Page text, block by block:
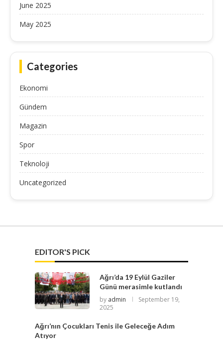
June 2025
May 2025
Categories
Ekonomi
Gündem
Magazin
Spor
Teknoloji
Uncategorized
EDITOR'S PICK
Ağrı’da 19 Eylül Gaziler
Günü merasimle kutlandı
by admin
September 19,
2025
Ağrı’nın Çocukları Tenis ile Geleceğe Adım
Atıyor